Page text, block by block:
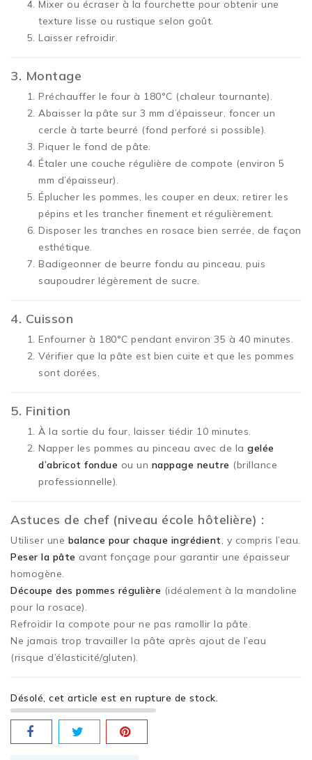
Mixer ou écraser à la fourchette pour obtenir une
texture lisse ou rustique selon goût.
Laisser refroidir.
3. Montage
Préchauffer le four à 180°C (chaleur tournante).
Abaisser la pâte sur 3 mm d’épaisseur, foncer un
cercle à tarte beurré (fond perforé si possible).
Piquer le fond de pâte.
Étaler une couche régulière de compote (environ 5
mm d’épaisseur).
Éplucher les pommes, les couper en deux, retirer les
pépins et les trancher finement et régulièrement.
Disposer les tranches en rosace bien serrée, de façon
esthétique.
Badigeonner de beurre fondu au pinceau, puis
saupoudrer légèrement de sucre.
4. Cuisson
Enfourner à 180°C pendant environ 35 à 40 minutes.
Vérifier que la pâte est bien cuite et que les pommes
sont dorées.
5. Finition
À la sortie du four, laisser tiédir 10 minutes.
Napper les pommes au pinceau avec de la gelée
d’abricot fondue ou un nappage neutre (brillance
professionnelle).
Astuces de chef (niveau école hôtelière) :
Utiliser une balance pour chaque ingrédient, y compris l’eau.
Peser la pâte avant fonçage pour garantir une épaisseur
homogène.
Découpe des pommes régulière (idéalement à la mandoline
pour la rosace).
Refroidir la compote pour ne pas ramollir la pâte.
Ne jamais trop travailler la pâte après ajout de l’eau
(risque d’élasticité/gluten).
Désolé, cet article est en rupture de stock.